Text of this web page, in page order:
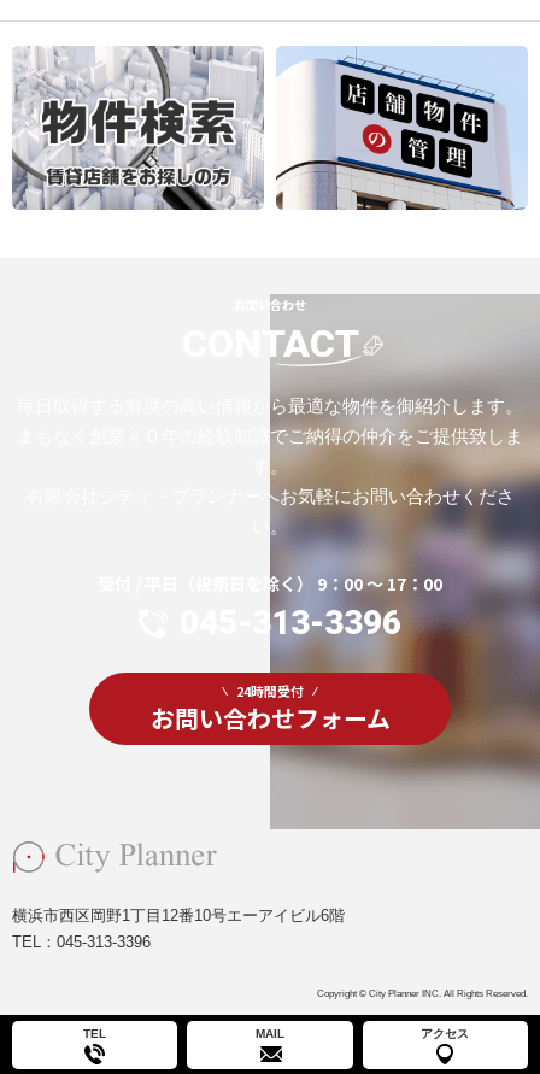
お問い合わせ
CONTACT
毎日取得する鮮度の高い情報から最適な物件を御紹介します。
まもなく創業４０年の経験知識でご納得の仲介をご提供致しま
す。
有限会社シティ・プランナーへお気軽にお問い合わせくださ
い。
受付 / 平日（祝祭日を除く） 9：00 ～ 17：00
045-313-3396
24時間受付
お問い合わせフォーム
横浜市西区岡野1丁目12番10号エーアイビル6階
TEL： 045-313-3396
Copyright © City Planner INC. All Rights Reserved.
TEL MAIL アクセス